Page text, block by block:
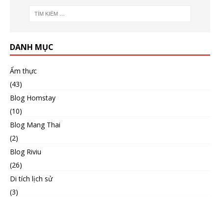
DANH MỤC
Ẩm thực
(43)
Blog Homstay
(10)
Blog Mang Thai
(2)
Blog Riviu
(26)
Di tích lịch sử
(3)